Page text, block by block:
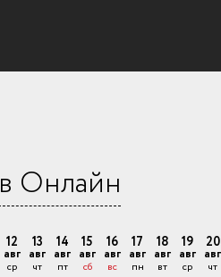
в Онлайн
12
авг
ср
13
авг
чт
14
авг
пт
15
авг
сб
16
авг
вс
17
авг
пн
18
авг
вт
19
авг
ср
20
авг
чт